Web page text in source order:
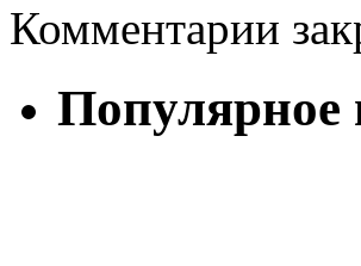
Комментарии
Популярное